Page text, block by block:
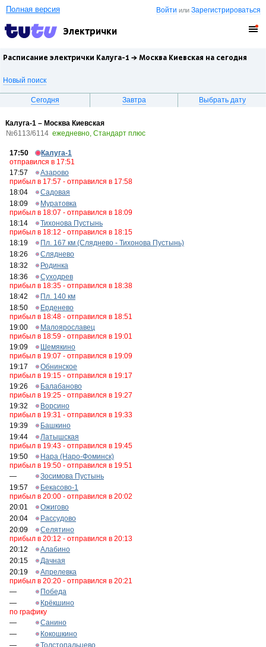
Войти илиЗарегистрироваться
Полная версия
Электрички
Расписание электрички Калуга-1 → Москва Киевская на сегодня
Новый поиск
Сегодня Завтра Выбрать дату
Калуга-1 – Москва Киевская
№6113/6114 ежедневно, Стандарт плюс
17:50
Калуга-1
отправился в 17:51
17:57
Азарово
прибыл в 17:57 - отправился в 17:58
18:04
Садовая
18:09
Муратовка
прибыл в 18:07 - отправился в 18:09
18:14
Тихонова Пустынь
прибыл в 18:12 - отправился в 18:15
18:19
Пл. 167 км (Сляднево - Тихонова Пустынь)
18:26
Сляднево
18:32
Родинка
18:36
Суходрев
прибыл в 18:35 - отправился в 18:38
18:42
Пл. 140 км
18:50
Ерденево
прибыл в 18:48 - отправился в 18:51
19:00
Малоярославец
прибыл в 18:59 - отправился в 19:01
19:09
Шемякино
прибыл в 19:07 - отправился в 19:09
19:17
Обнинское
прибыл в 19:15 - отправился в 19:17
19:26
Балабаново
прибыл в 19:25 - отправился в 19:27
19:32
Ворсино
прибыл в 19:31 - отправился в 19:33
19:39
Башкино
19:44
Латышская
прибыл в 19:43 - отправился в 19:45
19:50
Нара (Наро-Фоминск)
прибыл в 19:50 - отправился в 19:51
—
Зосимова Пустынь
19:57
Бекасово-1
прибыл в 20:00 - отправился в 20:02
20:01
Ожигово
20:04
Рассудово
20:09
Селятино
прибыл в 20:12 - отправился в 20:13
20:12
Алабино
20:15
Дачная
20:19
Апрелевка
прибыл в 20:20 - отправился в 20:21
—
Победа
—
Крёкшино
по графику
—
Санино
—
Кокошкино
—
Толстопальцево